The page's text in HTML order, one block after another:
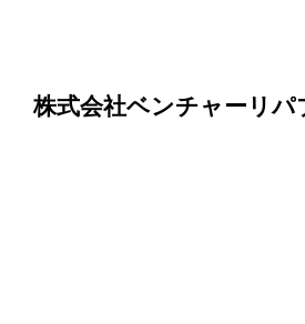
株式会社ベンチャーリ